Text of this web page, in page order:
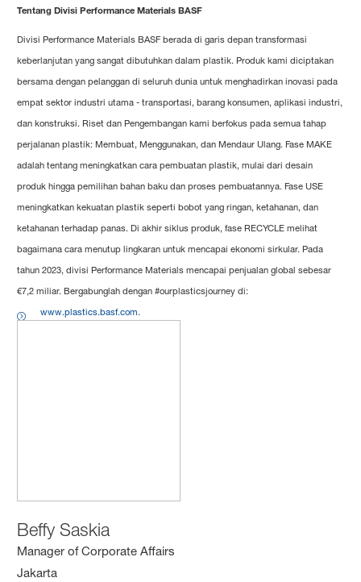
Tentang Divisi Performance Materials BASF
Divisi Performance Materials BASF berada di garis depan transformasi
keberlanjutan yang sangat dibutuhkan dalam plastik. Produk kami diciptakan
bersama dengan pelanggan di seluruh dunia untuk menghadirkan inovasi pada
empat sektor industri utama - transportasi, barang konsumen, aplikasi industri,
dan konstruksi. Riset dan Pengembangan kami berfokus pada semua tahap
perjalanan plastik: Membuat, Menggunakan, dan Mendaur Ulang. Fase MAKE
adalah tentang meningkatkan cara pembuatan plastik, mulai dari desain
produk hingga pemilihan bahan baku dan proses pembuatannya. Fase USE
meningkatkan kekuatan plastik seperti bobot yang ringan, ketahanan, dan
ketahanan terhadap panas. Di akhir siklus produk, fase RECYCLE melihat
bagaimana cara menutup lingkaran untuk mencapai ekonomi sirkular. Pada
tahun 2023, divisi Performance Materials mencapai penjualan global sebesar
€7,2 miliar. Bergabunglah dengan #ourplasticsjourney di:
www.plastics.basf.com.
Beffy Saskia
Manager of Corporate Affairs
Jakarta